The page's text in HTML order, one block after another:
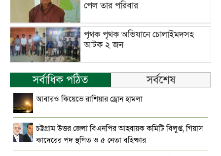
পেল তার পরিবার
পৃথক পৃথক অভিযানে চোলাইমদসহ
আটক ২ জন
সর্বাধিক পঠিত সর্বশেষ
আবারও কিয়েভে রাশিয়ার ড্রোন হামলা
চট্টগ্রাম উত্তর জেলা বিএনপির আহ্বায়ক কমিটি বিলুপ্ত, গিয়াস
কাদেরের পদ স্থগিত ও ৫ নেতা বহিষ্কার